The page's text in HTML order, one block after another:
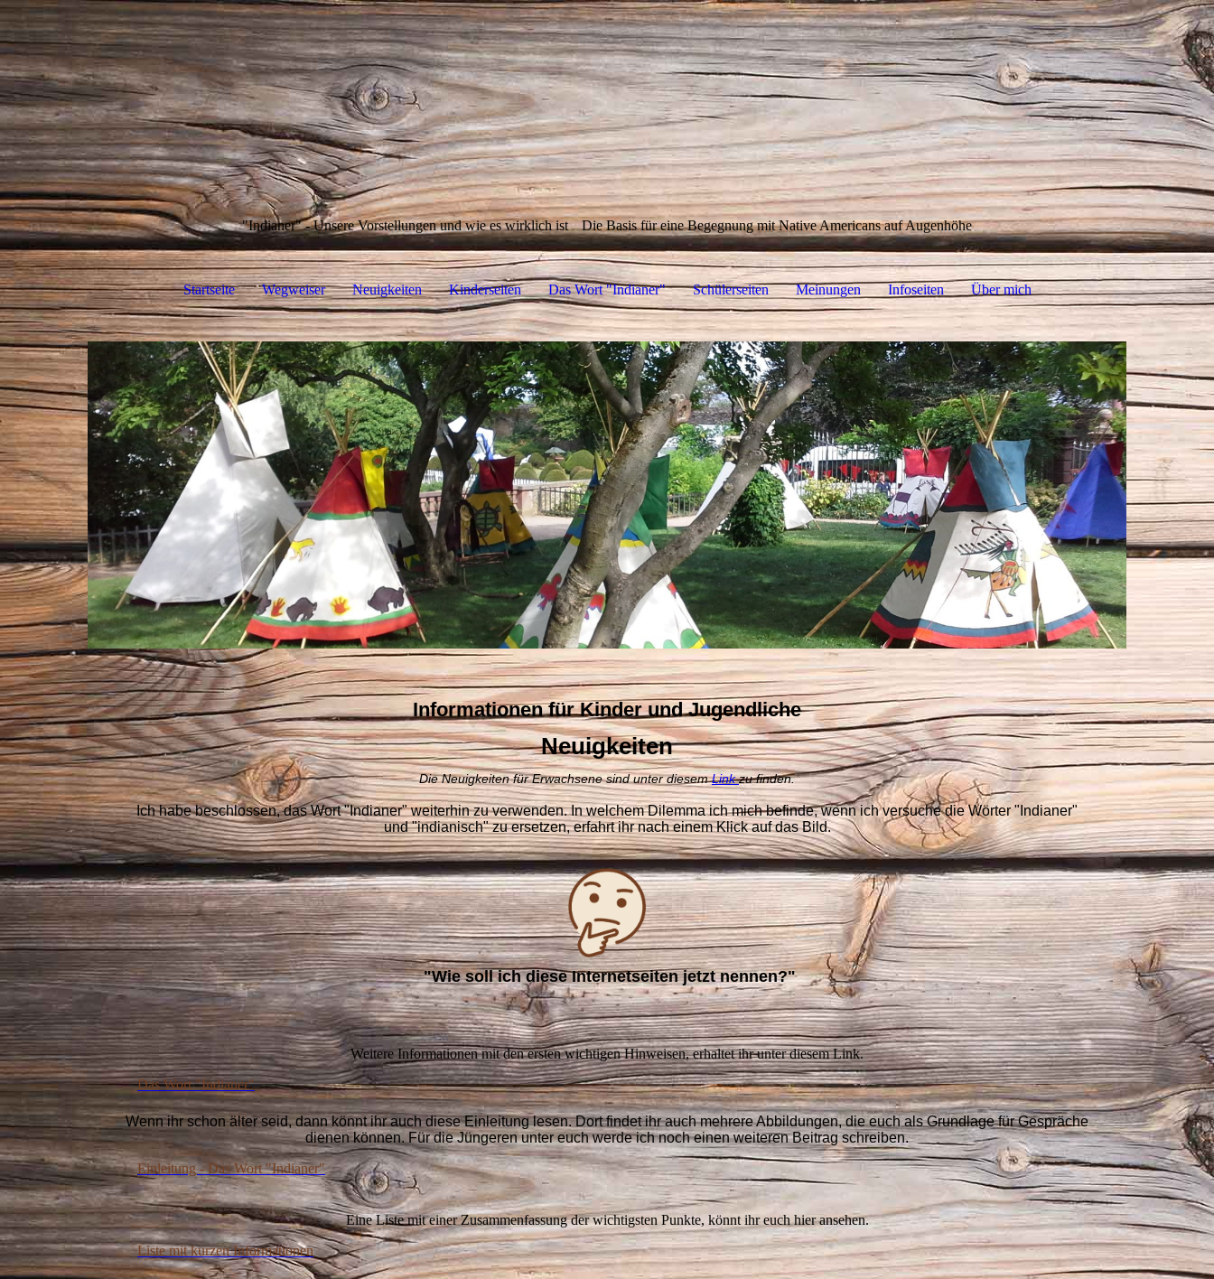
"Indianer" - Unsere Vorstellungen und wie es wirklich ist Die Basis für eine Begegnung mit Native Americans auf Augenhöhe
Startseite Wegweiser Neuigkeiten Kinderseiten Das Wort "Indianer" Schülerseiten Meinungen Infoseiten Über mich
Informationen für Kinder und Jugendliche
Neuigkeiten
Die Neuigkeiten für Erwachsene sind unter diesemLinkzu finden.
Ich habe beschlossen, das Wort "Indianer" weiterhin zu verwenden. In welchem Dilemma ich mich befinde, wenn ich versuche die Wörter "Indianer"
und "indianisch" zu ersetzen, erfahrt ihr nach einem Klick auf das Bild.
"Wie soll ich diese Internetseiten jetzt nennen?"
Weitere Informationen mit den ersten wichtigen Hinweisen, erhaltet ihr unter diesem Link.
Das Wort "Indianer"
Wenn ihr schon älter seid, dann könnt ihr auch diese Einleitung lesen. Dort findet ihr auch mehrere Abbildungen, die euch als Grundlage für Gespräche
dienen können. Für die Jüngeren unter euch werde ich noch einen weiteren Beitrag schreiben.
Einleitung - Das Wort "Indianer"
Eine Liste mit einer Zusammenfassung der wichtigsten Punkte, könnt ihr euch hier ansehen.
Liste mit kurzen Informationen